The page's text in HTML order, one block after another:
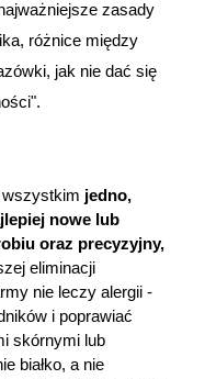
zasady
różnice między
jak nie dać się
wszystkim jedno,
nowe lub
oraz precyzyjny,
eliminacji
nie leczy alergii -
i poprawiać
skórnymi lub
białko, a nie